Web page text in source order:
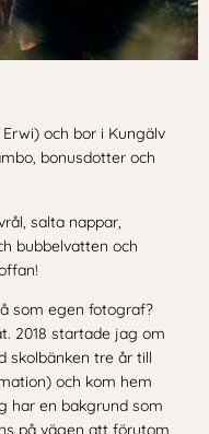
och bor i Kungälv
bonusdotter och
salta nappar,
bubbelvatten och
som egen fotograf?
2018 startade jag om
skolbänken tre år till
och kom hem
har en bakgrund som
på vägen att förutom